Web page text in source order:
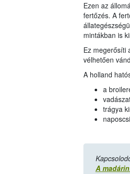
Ezen az
fertőzés. A
mintákban is
Ez megerősíti
vélhetően
A holland
a
trágya
A